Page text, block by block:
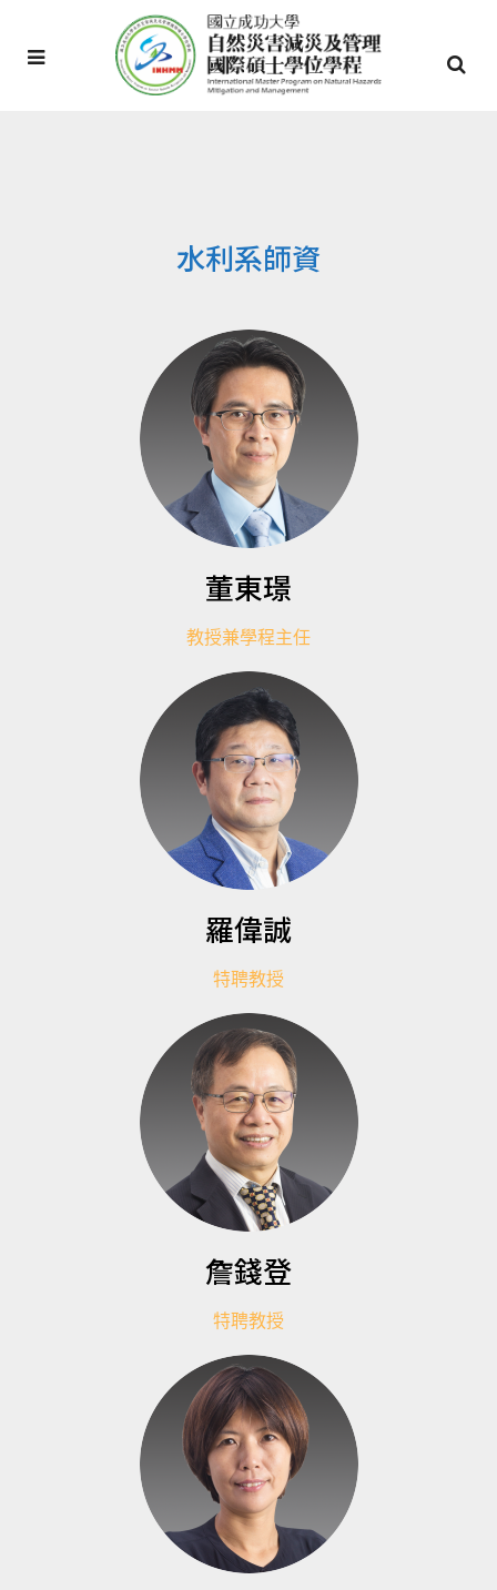
水利系師資
董東璟
教授兼學程主任
羅偉誠
特聘教授
詹錢登
特聘教授